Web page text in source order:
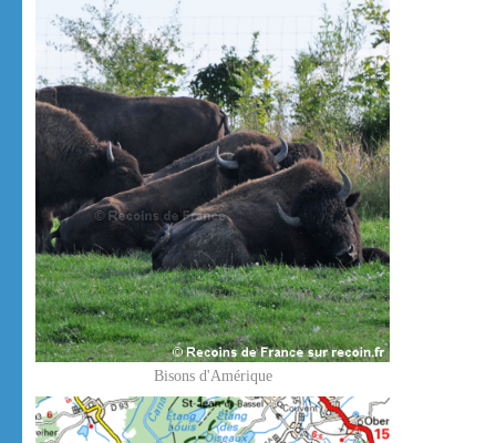
Bisons d'Amérique